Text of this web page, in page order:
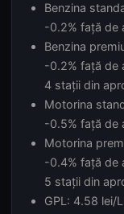
Benzina
-0.2% față de
Benzina
-0.2% față de
4 stații din
Motorina
-0.5% față de
Motorina
-0.4% față de
5 stații din
GPL: 4.58 lei/